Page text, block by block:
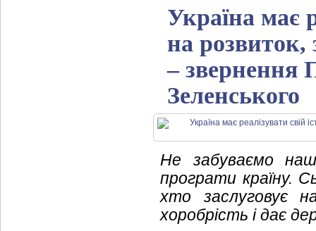
Україна має
на розвиток,
– звернення
Зеленського
Не забуваємо
програти країну.
хто заслуговує
хоробрість і дає